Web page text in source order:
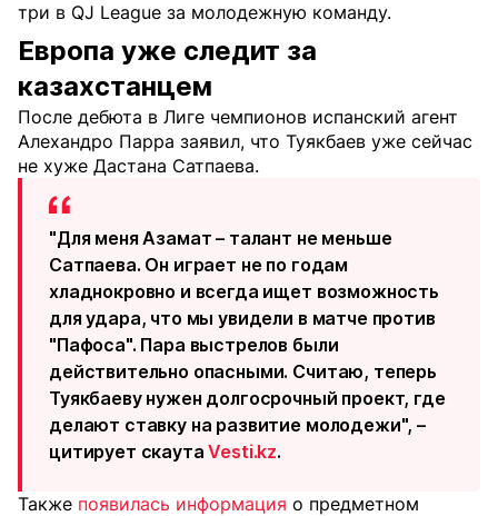
три в QJ League за молодежную команду.
Европа уже следит за
казахстанцем
После дебюта в Лиге чемпионов испанский агент
Алехандро Парра заявил, что Туякбаев уже сейчас
не хуже Дастана Сатпаева.
"Для меня Азамат – талант не меньше
Сатпаева. Он играет не по годам
хладнокровно и всегда ищет возможность
для удара, что мы увидели в матче против
"Пафоса". Пара выстрелов были
действительно опасными. Считаю, теперь
Туякбаеву нужен долгосрочный проект, где
делают ставку на развитие молодежи", –
цитирует скаутаVesti.kz.
Также появилась информация о предметном